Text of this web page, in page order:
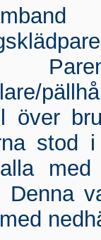
över
stod
Denna